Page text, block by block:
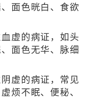
面色晄白、食欲
虚的病证，如头
面色无华、脉细
虚的病证，常见
烦不眠、便秘、